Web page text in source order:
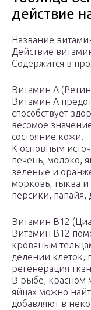
действие
Название
Действие
Содержится в
Витамин А
Витамин А
способствует
весомое
состояние кожи.
К основным
печень, молоко,
зеленые и
морковь, тыква
персики,
Витамин В12
Витамин В12
кровяным
делении клеток,
регенерация
В рыбе, красном
яйцах можно
добавляют в